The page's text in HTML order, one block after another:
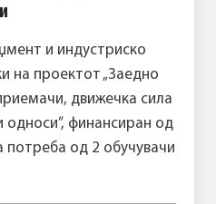
и индустриско
на проектот „Заедно
движечка сила
односи”, финансиран од
потреба од 2 обучувачи